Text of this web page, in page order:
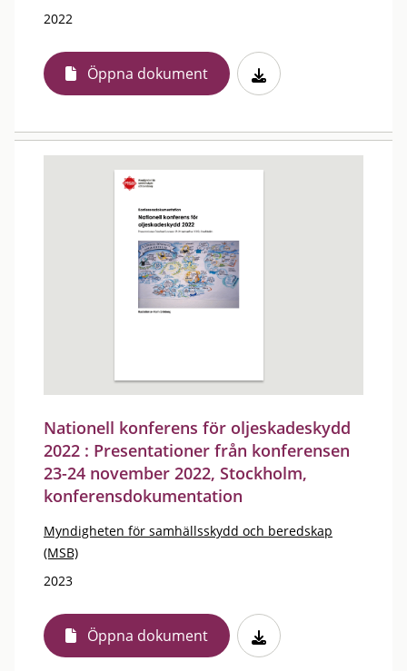
2022
Öppna dokument
Nationell konferens för oljeskadeskydd
2022 : Presentationer från konferensen
23-24 november 2022, Stockholm,
konferensdokumentation
Myndigheten för samhällsskydd och beredskap
(MSB)
2023
Öppna dokument